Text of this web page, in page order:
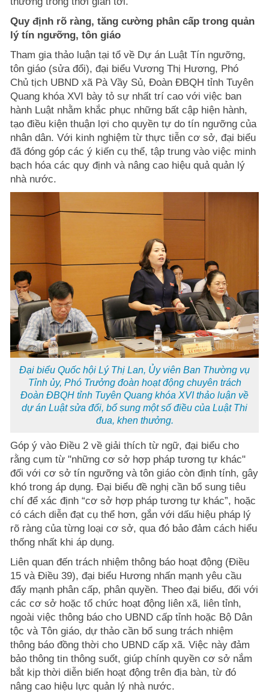
Quy định rõ ràng, tăng cường phân cấp trong quản
lý tín ngưỡng, tôn giáo
Tham gia thảo luận tại tổ về Dự án Luật Tín ngưỡng,
tôn giáo (sửa đổi), đại biểu Vương Thị Hương, Phó
Chủ tịch UBND xã Pà Vầy Sủ, Đoàn ĐBQH tỉnh Tuyên
Quang khóa XVI bày tỏ sự nhất trí cao với việc ban
hành Luật nhằm khắc phục những bất cập hiện hành,
tạo điều kiện thuận lợi cho quyền tự do tín ngưỡng của
nhân dân. Với kinh nghiệm từ thực tiễn cơ sở, đại biểu
đã đóng góp các ý kiến cụ thể, tập trung vào việc minh
bạch hóa các quy định và nâng cao hiệu quả quản lý
nhà nước.
Đại biểu Quốc hội Lý Thị Lan, Ủy viên Ban Thường vụ
Tỉnh ủy, Phó Trưởng đoàn hoạt động chuyên trách
Đoàn ĐBQH tỉnh Tuyên Quang khóa XVI thảo luận về
dự án Luật sửa đổi, bổ sung một số điều của Luật Thi
đua, khen thưởng.
Góp ý vào Điều 2 về giải thích từ ngữ, đại biểu cho
rằng cụm từ "những cơ sở hợp pháp tương tự khác"
đối với cơ sở tín ngưỡng và tôn giáo còn định tính, gây
khó trong áp dụng. Đại biểu đề nghị cần bổ sung tiêu
chí để xác định “cơ sở hợp pháp tương tự khác”, hoặc
có cách diễn đạt cụ thể hơn, gắn với dấu hiệu pháp lý
rõ ràng của từng loại cơ sở, qua đó bảo đảm cách hiểu
thống nhất khi áp dụng.
Liên quan đến trách nhiệm thông báo hoạt động (Điều
15 và Điều 39), đại biểu Hương nhấn mạnh yêu cầu
đẩy mạnh phân cấp, phân quyền. Theo đại biểu, đối với
các cơ sở hoặc tổ chức hoạt động liên xã, liên tỉnh,
ngoài việc thông báo cho UBND cấp tỉnh hoặc Bộ Dân
tộc và Tôn giáo, dự thảo cần bổ sung trách nhiệm
thông báo đồng thời cho UBND cấp xã. Việc này đảm
bảo thông tin thông suốt, giúp chính quyền cơ sở nắm
bắt kịp thời diễn biến hoạt động trên địa bàn, từ đó
nâng cao hiệu lực quản lý nhà nước.